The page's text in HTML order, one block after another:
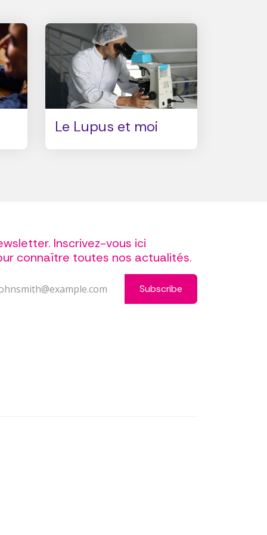
Le Lupus et moi
Inscrivez-vous ici
connaître toutes nos actualités.
Subscribe